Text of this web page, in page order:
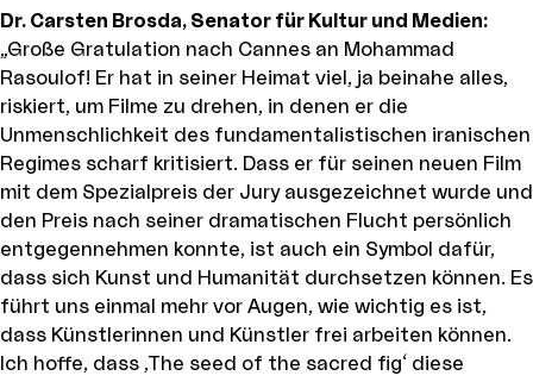
Dr. Carsten Brosda, Senator für Kultur und Medien:
„Große Gratulation nach Cannes an Mohammad
Rasoulof! Er hat in seiner Heimat viel, ja beinahe alles,
riskiert, um Filme zu drehen, in denen er die
Unmenschlichkeit des fundamentalistischen iranischen
Regimes scharf kritisiert. Dass er für seinen neuen Film
mit dem Spezialpreis der Jury ausgezeichnet wurde und
den Preis nach seiner dramatischen Flucht persönlich
entgegennehmen konnte, ist auch ein Symbol dafür,
dass sich Kunst und Humanität durchsetzen können. Es
führt uns einmal mehr vor Augen, wie wichtig es ist,
dass Künstlerinnen und Künstler frei arbeiten können.
Ich hoffe, dass ‚The seed of the sacred fig‘ diese